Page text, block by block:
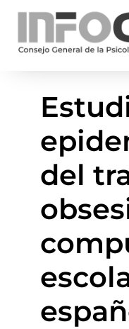
del